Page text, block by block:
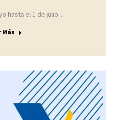
hasta el 1 de julio…
Más